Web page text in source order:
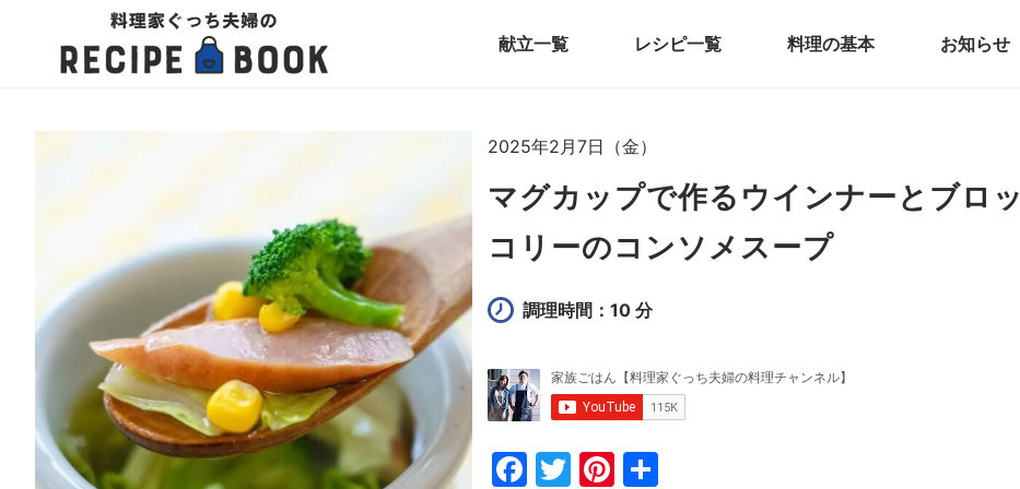
献立一覧 レシピ一覧 料理の基本 お知らせ
2025年2月7日（金）
マグカップで作るウインナーとブロッ
コリーのコンソメスープ
調理時間：10 分
F
T
Pi